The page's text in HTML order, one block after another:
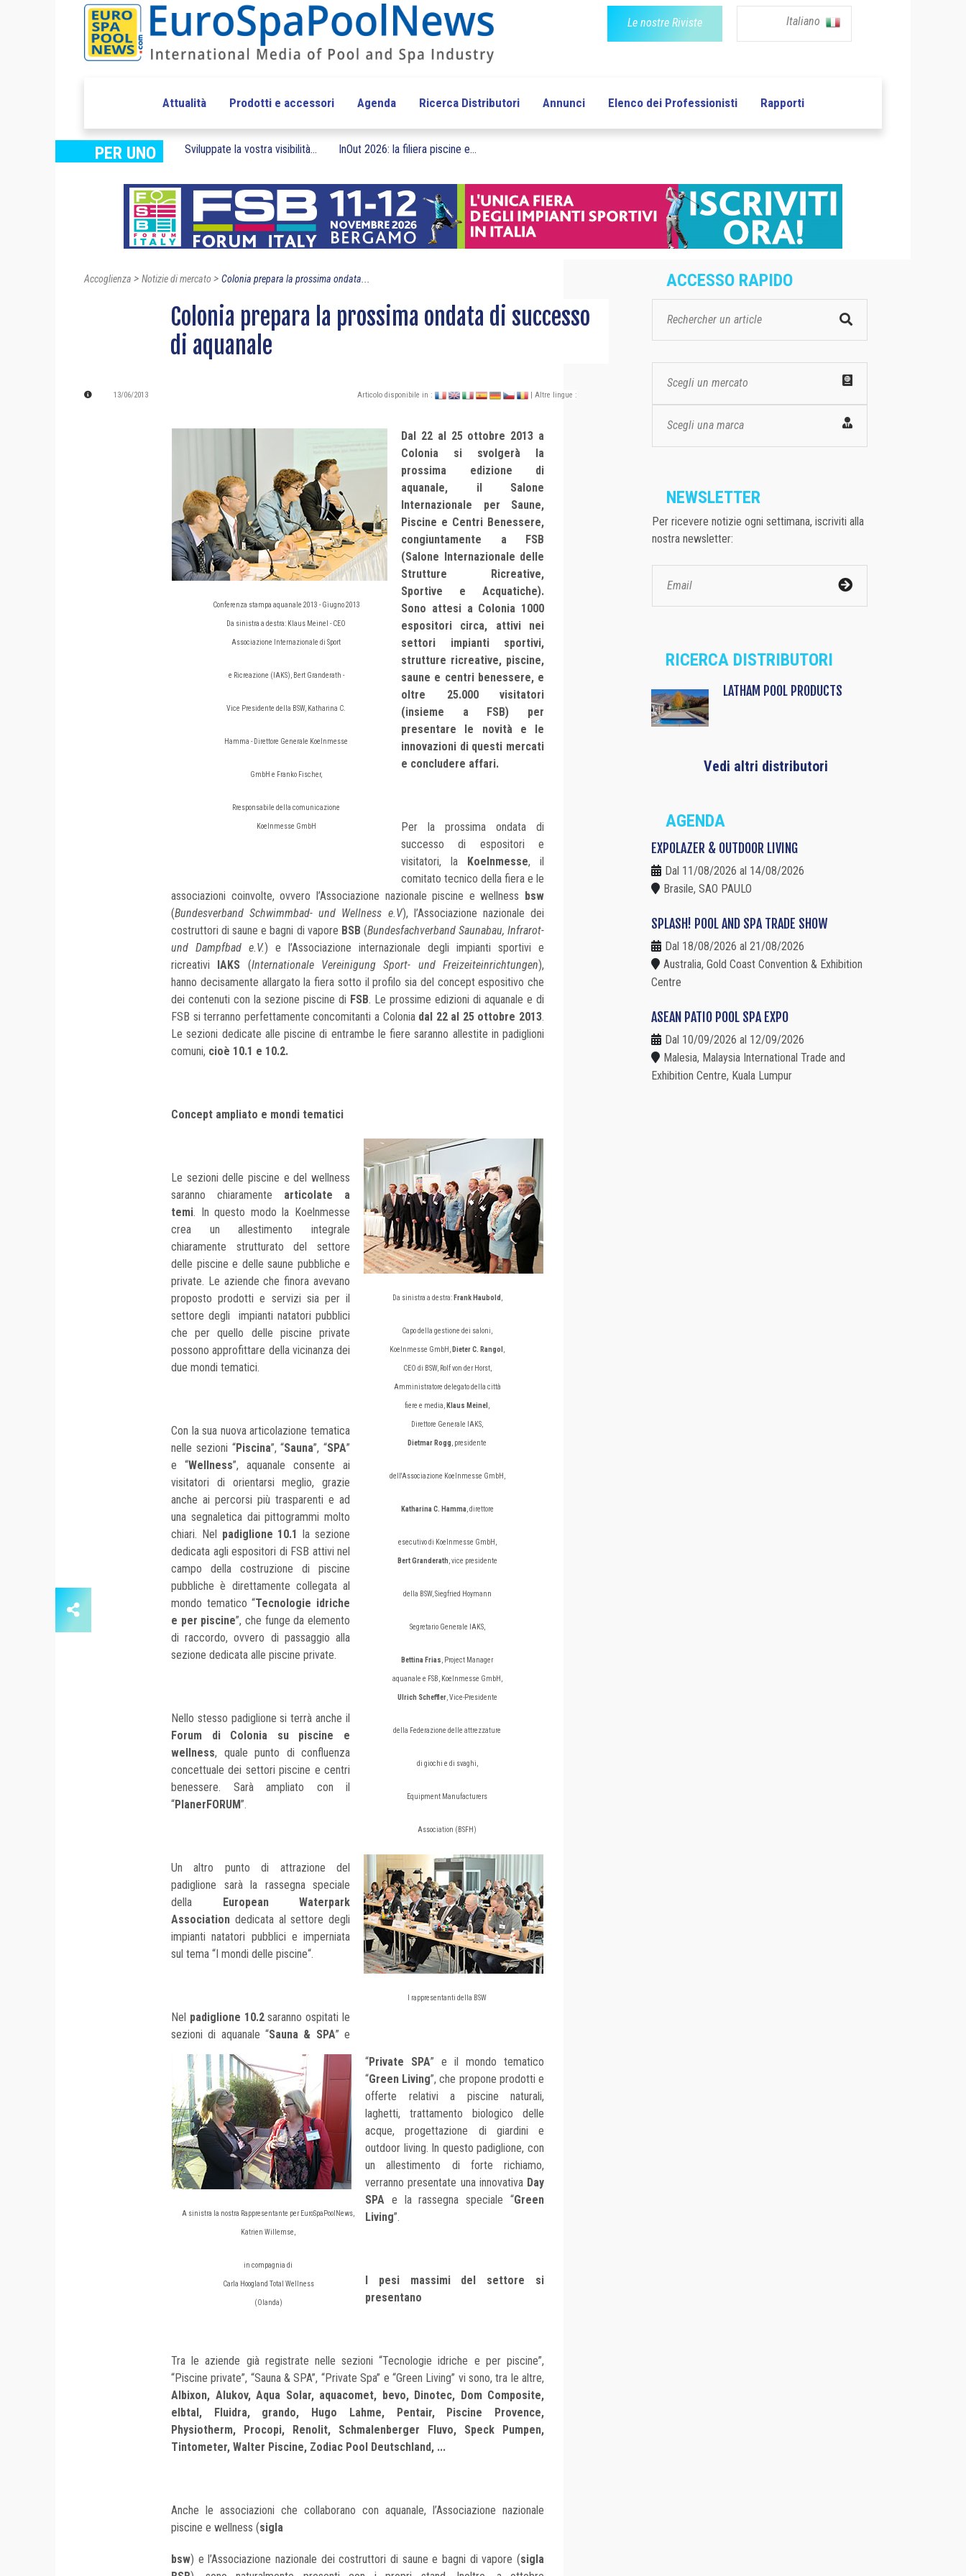
Le nostre Riviste Italiano
Attualità Prodotti e accessori Agenda Ricerca Distributori Annunci Elenco dei Professionisti Rapporti
PER UNO Sviluppate la vostra visibilità... InOut 2026: la filiera piscine e...
Accoglienza > Notizie di mercato > Colonia prepara la prossima ondata...
Colonia prepara la prossima ondata di successo
di aquanale
13/06/2013 Articolo disponibile in : | Altre lingue :
Conferenza stampa aquanale 2013 - Giugno 2013
Da sinistra a destra: Klaus Meinel - CEO
Associazione Internazionale di Sport
e Ricreazione (IAKS), Bert Granderath -
Vice Presidente della BSW, Katharina C.
Hamma - Direttore Generale Koelnmesse
GmbH e Franko Fischer,
Rresponsabile della comunicazione
Koelnmesse GmbH
Dal 22 al 25 ottobre 2013 a
Colonia si svolgerà la
prossima edizione di
aquanale, il Salone
Internazionale per Saune,
Piscine e Centri Benessere,
congiuntamente a FSB
(Salone Internazionale delle
Strutture Ricreative,
Sportive e Acquatiche).
Sono attesi a Colonia 1000
espositori circa, attivi nei
settori impianti sportivi,
strutture ricreative, piscine,
saune e centri benessere, e
oltre 25.000 visitatori
(insieme a FSB) per
presentare le novità e le
innovazioni di questi mercati
e concludere affari.
Per la prossima ondata di
successo di espositori e
visitatori, la
Koelnmesse, il
comitato tecnico della fiera e le
associazioni coinvolte, ovvero l’Associazione nazionale piscine e wellness
bsw
(Bundesverband Schwimmbad- und Wellness e.V), l’Associazione nazionale dei
costruttori di saune e bagni di vapore BSB (Bundesfachverband Saunabau, Infrarot-
und Dampfbad e.V.) e l’Associazione internazionale degli impianti sportivi e
ricreativi
IAKS (Internationale Vereinigung Sport- und Freizeiteinrichtungen),
hanno decisamente allargato la fiera sotto il profilo sia del concept espositivo che
dei contenuti con la sezione piscine di FSB. Le prossime edizioni di aquanale e di
FSB si terranno perfettamente concomitanti a Colonia dal 22 al 25 ottobre 2013.
Le sezioni dedicate alle piscine di entrambe le fiere saranno allestite in padiglioni
comuni, cioè 10.1 e 10.2.
Concept ampliato e mondi tematici
Da sinistra a destra: Frank Haubold ,
Capo della gestione dei saloni,
Koelnmesse GmbH, Dieter C. Rangol ,
CEO di BSW, Rolf von der Horst,
Amministratore delegato della città
fiere e media, Klaus Meinel ,
Direttore Generale IAKS,
Dietmar Rogg, presidente
dell'Associazione Koelnmesse GmbH,
Katharina C. Hamma, direttore
esecutivo di Koelnmesse GmbH,
Bert Granderath, vice presidente
della BSW, Siegfried Hoymann
Segretario Generale IAKS,
Bettina Frias, Project Manager
aquanale e FSB, Koelnmesse GmbH,
Ulrich Scheffler, Vice-Presidente
della Federazione delle attrezzature
di giochi e di svaghi,
Equipment Manufacturers
Association (BSFH)
I rappresentanti della BSW
Le sezioni delle piscine e del wellness
saranno chiaramente articolate a
temi. In questo modo la Koelnmesse
crea un
allestimento integrale
chiaramente strutturato del settore
delle piscine e delle saune pubbliche e
private. Le aziende che finora avevano
proposto prodotti e servizi sia per il
settore degli impianti natatori pubblici
che per quello delle piscine private
possono approfittare della vicinanza dei
due mondi tematici.
Con la sua nuova articolazione tematica
nelle sezioni “Piscina”, “Sauna”, “SPA”
e “Wellness”, aquanale consente ai
visitatori di orientarsi meglio, grazie
anche ai percorsi più trasparenti e ad
una segnaletica dai pittogrammi molto
chiari. Nel padiglione 10.1
la sezione
dedicata agli espositori di FSB attivi nel
campo
della costruzione di piscine
pubbliche è direttamente collegata al
mondo tematico “Tecnologie idriche
e per piscine”, che funge da elemento
di raccordo, ovvero di passaggio alla
sezione dedicata alle piscine private.
Nello stesso padiglione si terrà anche il
Forum di Colonia su piscine e
wellness, quale punto di confluenza
concettuale dei settori piscine e centri
benessere. Sarà ampliato con il
“PlanerFORUM”.
Un altro punto di attrazione del
padiglione sarà la rassegna speciale
della
European Waterpark
Association dedicata al settore degli
impianti natatori pubblici e imperniata
sul tema “I mondi delle piscine“.
A sinistra la nostra Rappresentante per EuroSpaPoolNews,
Katrien Willemse,
in compagnia di
Carla Hoogland Total Wellness
(Olanda)
Nel padiglione 10.2saranno ospitati le
sezioni di aquanale “Sauna & SPA” e
“Private SPA” e il mondo tematico
“Green Living”, che propone prodotti e
offerte relativi a piscine naturali,
laghetti, trattamento biologico delle
acque, progettazione di giardini e
outdoor living. In questo padiglione, con
un allestimento di forte richiamo,
verranno presentate una innovativa Day
SPA e la rassegna speciale “Green
Living”.
I pesi massimi del settore si
presentano
Tra le aziende già registrate nelle sezioni “Tecnologie idriche e per piscine”,
“Piscine private”, “Sauna & SPA”, “Private Spa” e “Green Living” vi sono, tra le altre,
Albixon, Alukov, Aqua Solar, aquacomet, bevo, Dinotec, Dom Composite,
elbtal, Fluidra, grando, Hugo Lahme, Pentair, Piscine Provence,
Physiotherm, Procopi, Renolit, Schmalenberger Fluvo, Speck Pumpen,
Tintometer, Walter Piscine, Zodiac Pool Deutschland, ...
Anche le associazioni che collaborano con aquanale, l’Associazione nazionale
piscine e wellness (sigla
bsw) e l’Associazione nazionale dei costruttori di saune e bagni di vapore (sigla
ACCESSO RAPIDO
Scegli un mercato
Scegli una marca
NEWSLETTER
Per ricevere notizie ogni settimana, iscriviti alla
nostra newsletter:
RICERCA DISTRIBUTORI
LATHAM POOL PRODUCTS
Vedi altri distributori
AGENDA
EXPOLAZER & OUTDOOR LIVING
Dal 11/08/2026 al 14/08/2026
Brasile, SAO PAULO
SPLASH! POOL AND SPA TRADE SHOW
Dal 18/08/2026 al 21/08/2026
Australia, Gold Coast Convention & Exhibition
Centre
ASEAN PATIO POOL SPA EXPO
Dal 10/09/2026 al 12/09/2026
Malesia, Malaysia International Trade and
Exhibition Centre, Kuala Lumpur